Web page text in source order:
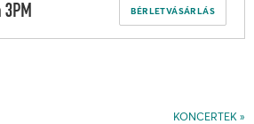
BÉRLETVÁSÁRLÁS
KONCERTEK